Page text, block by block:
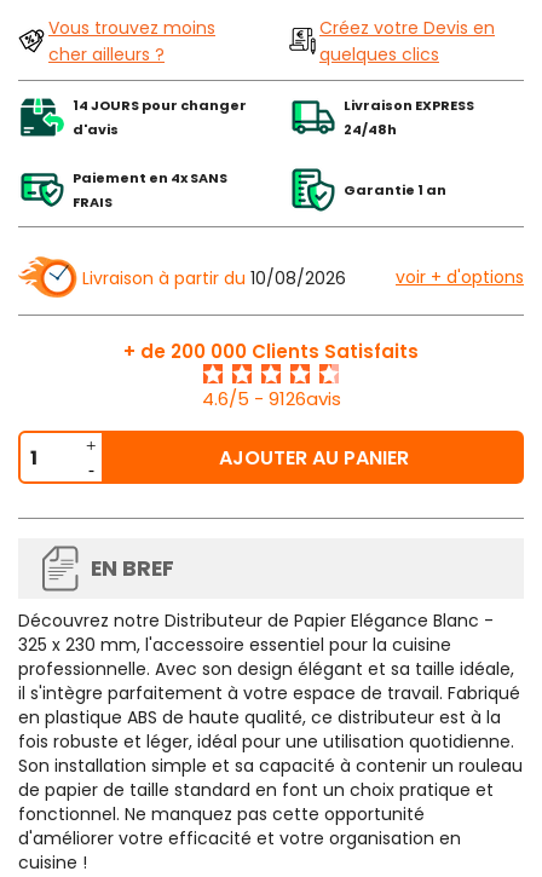
Vous trouvez moins
cher ailleurs ?
Créez votre Devis en
quelques clics
14 JOURS pour changer
d'avis
Livraison EXPRESS
24/48h
Paiement en 4x SANS
FRAIS
Garantie 1 an
Livraison à partir du 10/08/2026 voir + d'options
+ de 200 000 Clients Satisfaits
4.6/5 - 9126avis
AJOUTER AU PANIER
EN BREF
Découvrez notre Distributeur de Papier Elégance Blanc -
325 x 230 mm, l'accessoire essentiel pour la cuisine
professionnelle. Avec son design élégant et sa taille idéale,
il s'intègre parfaitement à votre espace de travail. Fabriqué
en plastique ABS de haute qualité, ce distributeur est à la
fois robuste et léger, idéal pour une utilisation quotidienne.
Son installation simple et sa capacité à contenir un rouleau
de papier de taille standard en font un choix pratique et
fonctionnel. Ne manquez pas cette opportunité
d'améliorer votre efficacité et votre organisation en
cuisine !